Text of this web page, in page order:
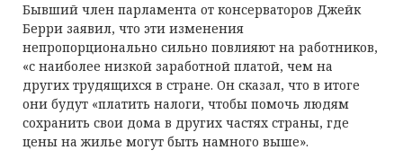
Бывший член парламента от консерваторов Джейк
Берри заявил, что эти изменения
непропорционально сильно повлияют на работников,
«с наиболее низкой заработной платой, чем на
других трудящихся в стране. Он сказал, что в итоге
они будут «платить налоги, чтобы помочь людям
сохранить свои дома в других частях страны, где
цены на жилье могут быть намного выше».